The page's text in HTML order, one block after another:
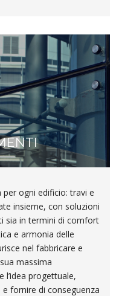
ogni edificio: travi e
insieme, con soluzioni
sia in termini di comfort
e armonia delle
nel fabbricare e
massima
l’idea progettuale,
fornire di conseguenza